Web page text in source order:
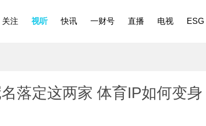
关注 视听 快讯 一财号 直播 电视 ESG
落定这两家 体育IP如何变身